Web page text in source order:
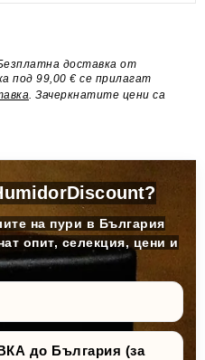
доставка от
под 99,00 € се прилагат
. Зачеркнатите цени са
на пури в България
опит, селекция, цени и
до България (за